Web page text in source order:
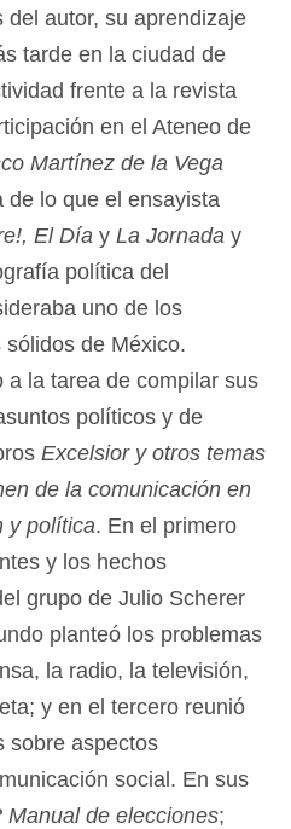
autor, su aprendizaje
tarde en la ciudad de
frente a la revista
en el Ateneo de
Martínez de la Vega
de lo que el ensayista
El Día y La Jornada y
política del
uno de los
de México.
a la tarea de compilar sus
políticos y de
Excelsior y otros temas
de la comunicación en
y política. En el primero
y los hechos
grupo de Julio Scherer
planteó los problemas
la radio, la televisión,
y en el tercero reunió
sobre aspectos
social. En sus
Manual de elecciones;